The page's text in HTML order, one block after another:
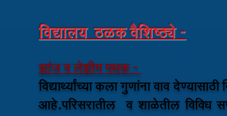
विद्यालय ठळक वैशिष्ठ्ये -
झांज व लेझीम पथक -
विद्यार्थ्यांच्या कला गुणांना वाव
आहे.परिसरातील व शाळेतील विविध